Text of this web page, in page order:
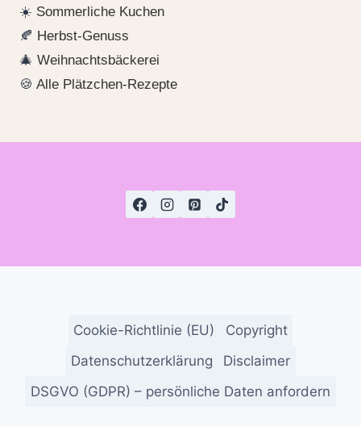
☀️ Sommerliche Kuchen
🍂 Herbst-Genuss
🎄 Weihnachtsbäckerei
🍪 Alle Plätzchen-Rezepte
Cookie-Richtlinie (EU)
Copyright
Datenschutzerklärung
Disclaimer
DSGVO (GDPR) – persönliche Daten anfordern